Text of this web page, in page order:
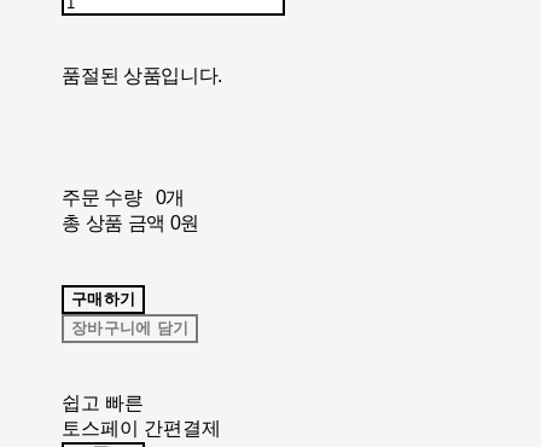
품절된 상품입니다.
주문 수량
0개
총 상품 금액 0원
구매하기
장바구니에 담기
쉽고 빠른
토스페이 간편결제